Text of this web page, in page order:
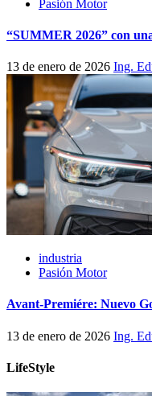
Pasión Motor
“SUMMER 2026” con
13 de enero de 2026 Ing.
industria
Pasión Motor
Avant-Premiére: Nuevo
13 de enero de 2026 Ing.
LifeStyle